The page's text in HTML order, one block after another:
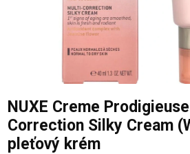
NUXE Creme
Correction Silky Cream
pleťový krém